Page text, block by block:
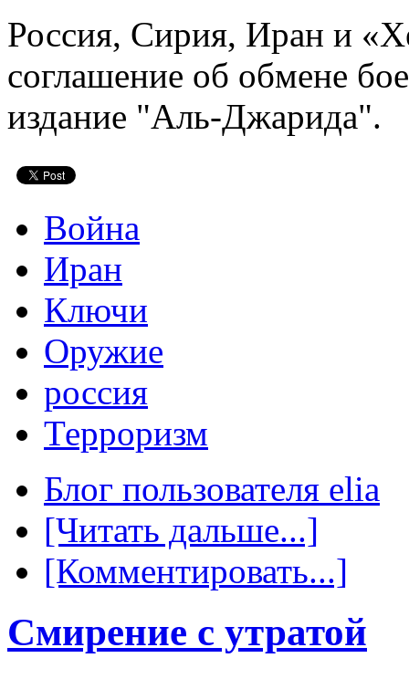
Россия, Сирия, Иран и
соглашение об обмене
издание "Аль-Джарида".
Война
Иран
Ключи
Оружие
россия
Терроризм
Блог пользователя elia
[Читать дальше...]
[Комментировать...]
Смирение с утратой